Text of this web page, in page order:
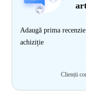
Adaugă prima
achiziție
Clienții